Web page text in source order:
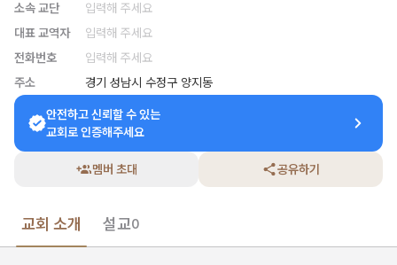
소속 교단
입력해 주세요
대표 교역자
입력해 주세요
전화번호
입력해 주세요
주소
경기 성남시 수정구 양지동
안전하고 신뢰할 수 있는
교회로 인증해주세요
멤버 초대 공유하기
교회 소개 설교0